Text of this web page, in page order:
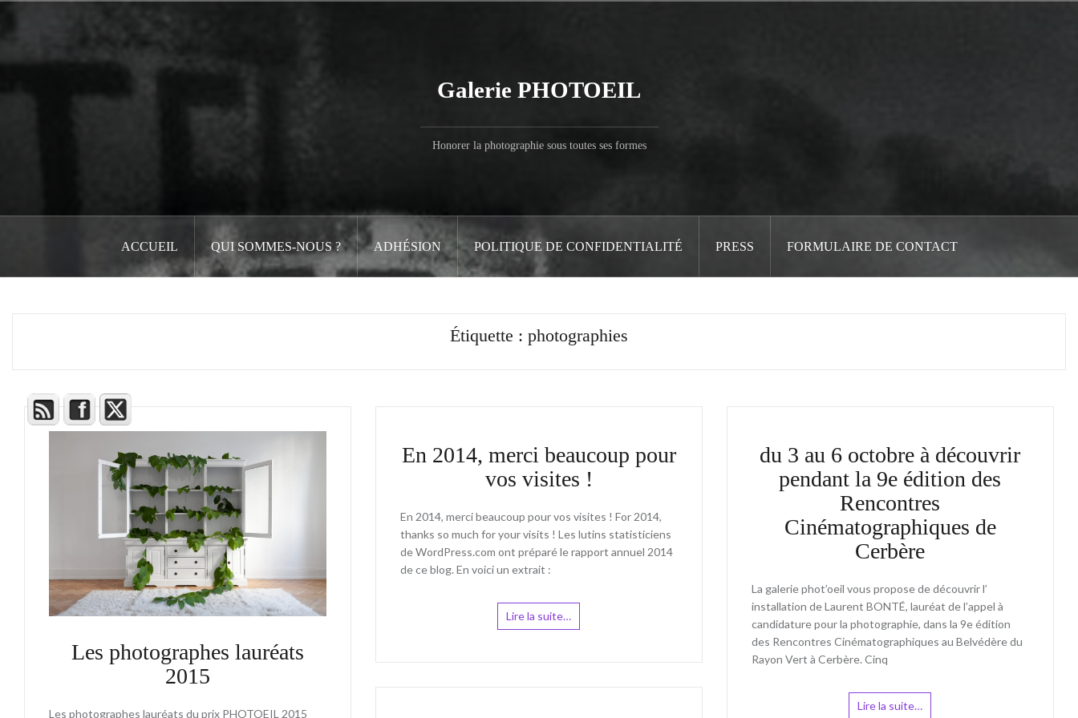
Galerie PHOTOEIL
Honorer la photographie sous toutes ses formes
ACCUEIL QUI SOMMES-NOUS ? ADHÉSION POLITIQUE DE CONFIDENTIALITÉ PRESS FORMULAIRE DE CONTACT
Étiquette : photographies
Les photographes lauréats
2015
Les photographes lauréats du prix PHOTOEIL 2015
En 2014, merci beaucoup pour
vos visites !
En 2014, merci beaucoup pour vos visites ! For 2014,
thanks so much for your visits ! Les lutins statisticiens
de WordPress.com ont préparé le rapport annuel 2014
de ce blog. En voici un extrait :
Lire la suite…
du 3 au 6 octobre à découvrir
pendant la 9e édition des
Rencontres
Cinématographiques de
Cerbère
La galerie phot’oeil vous propose de découvrir l’
installation de Laurent BONTÉ, lauréat de l’appel à
candidature pour la photographie, dans la 9e édition
des Rencontres Cinématographiques au Belvédère du
Rayon Vert à Cerbère. Cinq
Lire la suite…